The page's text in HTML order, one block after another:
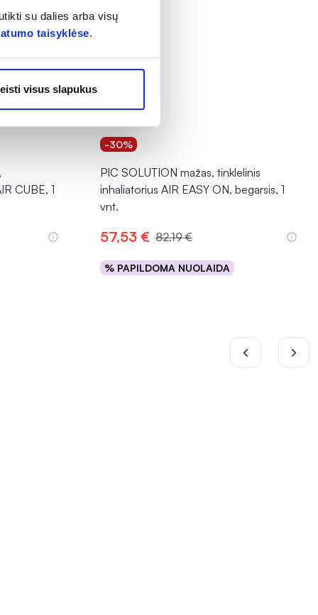
su dalies arba visų
taisyklėse.
visus slapukus
CUBE, 1
-30%
PIC SOLUTION mažas, tinklelinis
inhaliatorius AIR EASY ON, begarsis, 1
vnt.
57,53 € 82,19 €
% PAPILDOMA NUOLAIDA
Į krepšelį